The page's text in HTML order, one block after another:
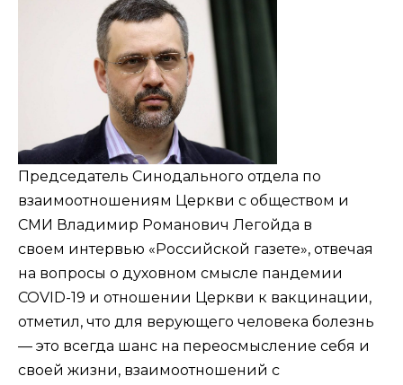
Председатель Синодального отдела по
взаимоотношениям Церкви с обществом и
СМИ Владимир Романович Легойда в
своем интервью «Российской газете», отвечая
на вопросы о духовном смысле пандемии
COVID-19 и отношении Церкви к вакцинации,
отметил, что для верующего человека болезнь
— это всегда шанс на переосмысление себя и
своей жизни, взаимоотношений с